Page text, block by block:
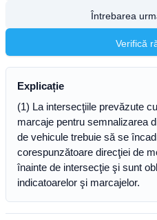
Întrebarea
Verifică
Explicație
(1) La intersecţiile prevăzute
marcaje pentru semnalizarea
de vehicule trebuie să se
corespunzătoare direcţiei de
înainte de intersecţie şi sunt
indicatoarelor şi marcajelor.